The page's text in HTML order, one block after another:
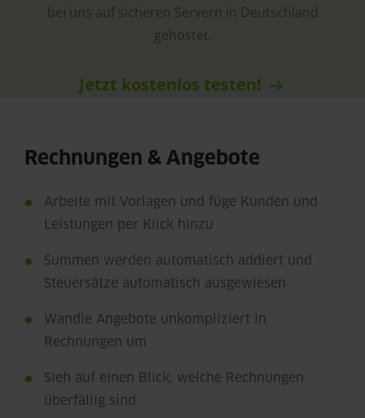
bei uns auf sicheren Servern in Deutschland
gehostet.
Jetzt kostenlos testen!
Rechnungen & Angebote
Arbeite mit Vorlagen und füge Kunden und
Leistungen per Klick hinzu
Summen werden automatisch addiert und
Steuersätze automatisch ausgewiesen
Wandle Angebote unkompliziert in
Rechnungen um
Sieh auf einen Blick, welche Rechnungen
überfällig sind